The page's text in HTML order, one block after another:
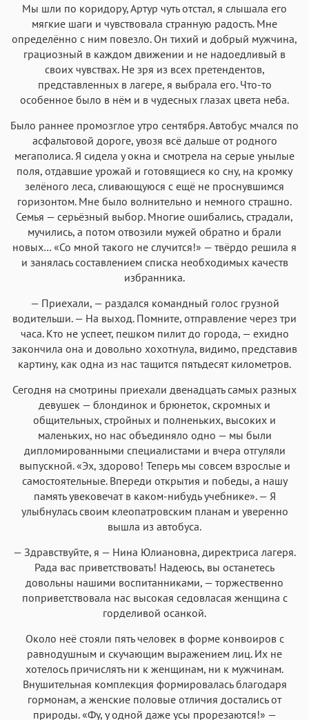
Мы шли по коридору, Артур чуть отстал, я слышала его
мягкие шаги и чувствовала странную радость. Мне
определённо с ним повезло. Он тихий и добрый мужчина,
грациозный в каждом движении и не надоедливый в
своих чувствах. Не зря из всех претендентов,
представленных в лагере, я выбрала его. Что-то
особенное было в нём и в чудесных глазах цвета неба.
Было раннее промозглое утро сентября. Автобус мчался по
асфальтовой дороге, увозя всё дальше от родного
мегаполиса. Я сидела у окна и смотрела на серые унылые
поля, отдавшие урожай и готовящиеся ко сну, на кромку
зелёного леса, сливающуюся с ещё не проснувшимся
горизонтом. Мне было волнительно и немного страшно.
Семья — серьёзный выбор. Многие ошибались, страдали,
мучились, а потом отвозили мужей обратно и брали
новых… «Со мной такого не случится!» — твёрдо решила я
и занялась составлением списка необходимых качеств
избранника.
— Приехали, — раздался командный голос грузной
водительши. — На выход. Помните, отправление через три
часа. Кто не успеет, пешком пилит до города, — ехидно
закончила она и довольно хохотнула, видимо, представив
картину, как одна из нас тащится пятьдесят километров.
Сегодня на смотрины приехали двенадцать самых разных
девушек — блондинок и брюнеток, скромных и
общительных, стройных и полненьких, высоких и
маленьких, но нас объединяло одно — мы были
дипломированными специалистами и вчера отгуляли
выпускной. «Эх, здорово! Теперь мы совсем взрослые и
самостоятельные. Впереди открытия и победы, а нашу
память увековечат в каком-нибудь учебнике». — Я
улыбнулась своим клеопатровским планам и уверенно
вышла из автобуса.
— Здравствуйте, я — Нина Юлиановна, директриса лагеря.
Рада вас приветствовать! Надеюсь, вы останетесь
довольны нашими воспитанниками, — торжественно
поприветствовала нас высокая седовласая женщина с
горделивой осанкой.
Около неё стояли пять человек в форме конвоиров с
равнодушным и скучающим выражением лиц. Их не
хотелось причислять ни к женщинам, ни к мужчинам.
Внушительная комплекция формировалась благодаря
гормонам, а женские половые отличия достались от
природы. «Фу, у одной даже усы прорезаются!» —